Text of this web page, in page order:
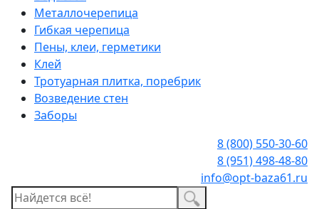
Металлочерепица
Гибкая черепица
Пены, клеи, герметики
Клей
Тротуарная плитка, поребрик
Возведение стен
Заборы
8 (800) 550-30-60
8 (951) 498-48-80
info@opt-baza61.ru